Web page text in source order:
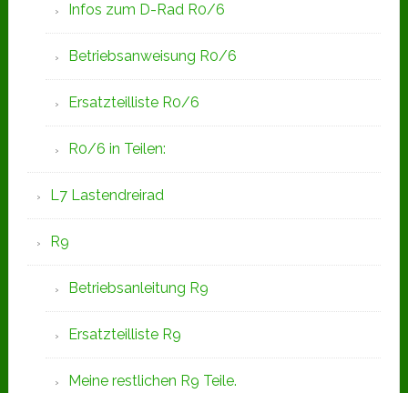
Infos zum D-Rad R0/6
Betriebsanweisung R0/6
Ersatzteilliste R0/6
R0/6 in Teilen:
L7 Lastendreirad
R9
Betriebsanleitung R9
Ersatzteilliste R9
Meine restlichen R9 Teile.